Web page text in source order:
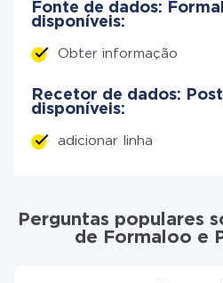
Fonte de dados:
disponíveis:
Obter informação
Recetor de dados:
disponíveis:
adicionar linha
Perguntas populares
de Formaloo e